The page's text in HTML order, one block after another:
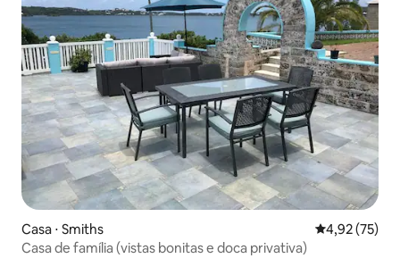
Casa ⋅ Smiths 4,92 de uma
4,92 (75)
Casa de família (vistas bonitas e doca privativa)